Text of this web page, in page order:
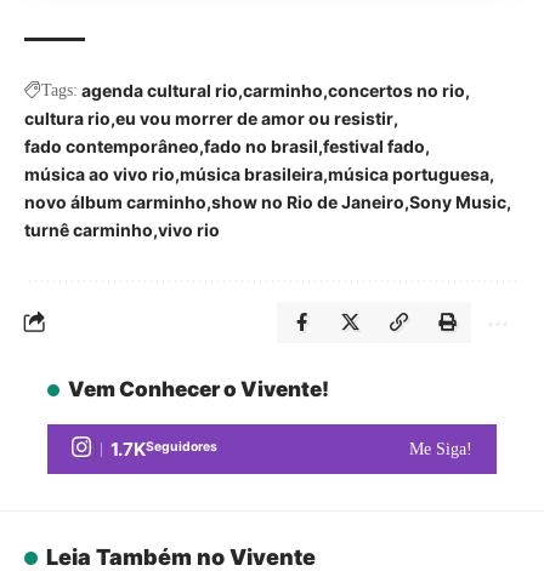
Tags: agenda cultural rio carminho concertos no rio
cultura rio eu vou morrer de amor ou resistir
fado contemporâneo fado no brasil festival fado
música ao vivo rio música brasileira música portuguesa
novo álbum carminho show no Rio de Janeiro Sony Music
turnê carminho vivo rio
Vem Conhecer o Vivente!
1.7KSeguidores Me Siga!
Leia Também no Vivente